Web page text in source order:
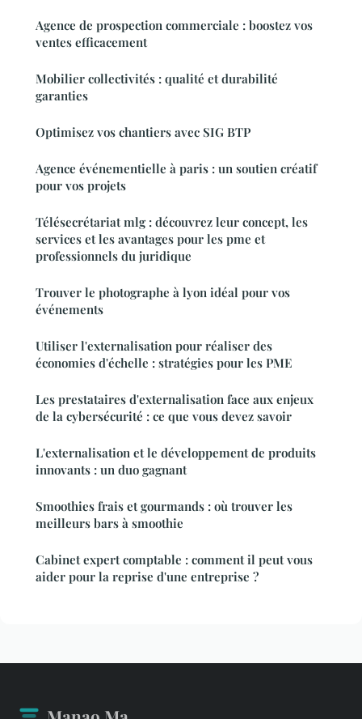
Agence de prospection commerciale : boostez vos
ventes efficacement
Mobilier collectivités : qualité et durabilité
garanties
Optimisez vos chantiers avec SIG BTP
Agence événementielle à paris : un soutien créatif
pour vos projets
Télésecrétariat mlg : découvrez leur concept, les
services et les avantages pour les pme et
professionnels du juridique
Trouver le photographe à lyon idéal pour vos
événements
Utiliser l'externalisation pour réaliser des
économies d'échelle : stratégies pour les PME
Les prestataires d'externalisation face aux enjeux
de la cybersécurité : ce que vous devez savoir
L'externalisation et le développement de produits
innovants : un duo gagnant
Smoothies frais et gourmands : où trouver les
meilleurs bars à smoothie
Cabinet expert comptable : comment il peut vous
aider pour la reprise d'une entreprise ?